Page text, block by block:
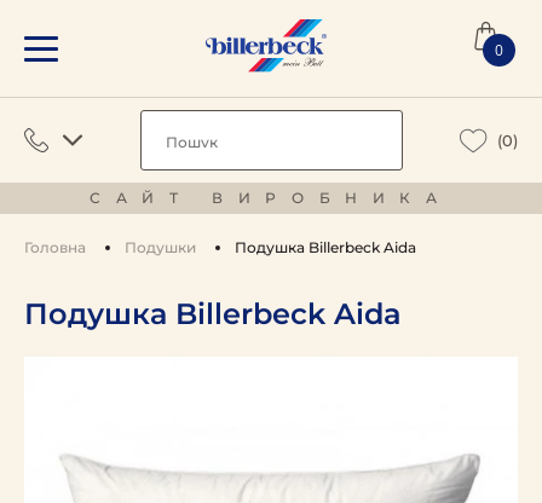
0
(0)
САЙТ ВИРОБНИКА
Головна Подушки Подушка Billerbeck Aida
Подушка Billerbeck Aida